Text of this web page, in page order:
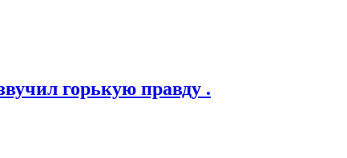
горькую правду .